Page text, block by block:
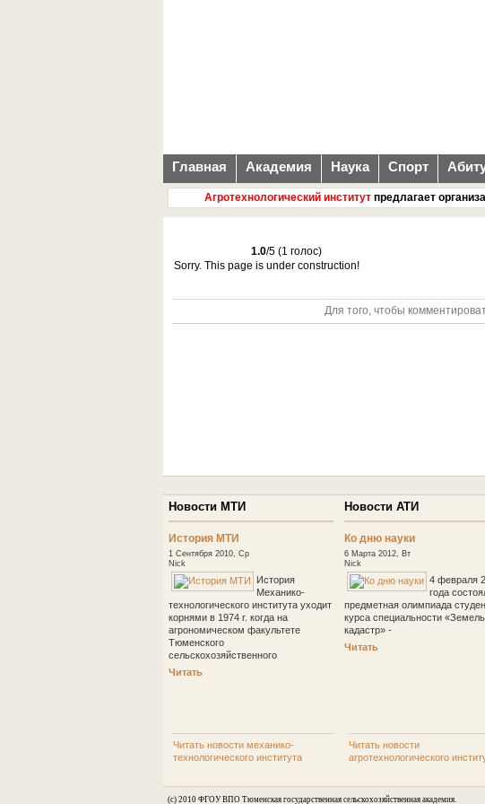
Главная Академия Наука Спорт
Агротехнологический институтпредлагает
1.0/5 (1 голос)
Sorry. This page is under construction!
Для того, чтобы
Новости МТИ
История МТИ
1 Сентября 2010, Ср
Nick
История
Механико-
технологического института уходит
корнями в 1974 г. когда на
агрономическом факультете
Тюменского
сельскохозяйственного
Читать
Новости АТИ
Ко дню науки
6 Марта 2012, Вт
Nick
4 февраля
года
предметная олимпиада
курса специальности
кадастр» -
Читать
Читать новости механико-
технологического института
Читать новости
агротехнологического
(c) 2010 ФГОУ ВПО Тюменская государственная сельскохозяйственная академия.